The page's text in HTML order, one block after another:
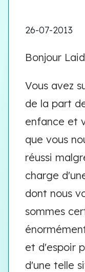
26-07-2013
Bonjour
Vous avez
de la part
enfance et
que vous
réussi
charge
dont nous
sommes
et d'espoir
d'une telle